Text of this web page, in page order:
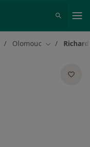
Olomouc Změna města